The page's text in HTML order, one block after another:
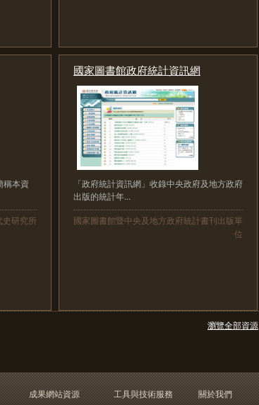
稱本資
史研究所
國家圖書館政府統計資訊網
「政府統計資訊網」收錄中央政府及地方政府
出版的統計年...
國家圖書館暨中央及地方政府統計書刊出版單
位
瀏覽全部資源
成果網站資源 工具與技術服務 關於我們